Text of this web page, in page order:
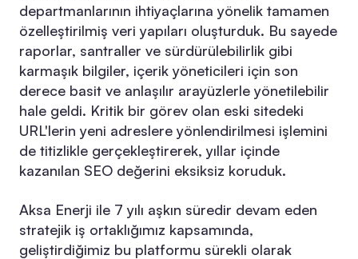
departmanlarının ihtiyaçlarına yönelik tamamen
özelleştirilmiş veri yapıları oluşturduk. Bu sayede
raporlar, santraller ve sürdürülebilirlik gibi
karmaşık bilgiler, içerik yöneticileri için son
derece basit ve anlaşılır arayüzlerle yönetilebilir
hale geldi. Kritik bir görev olan eski sitedeki
URL'lerin yeni adreslere yönlendirilmesi işlemini
de titizlikle gerçekleştirerek, yıllar içinde
kazanılan SEO değerini eksiksiz koruduk.
Aksa Enerji ile 7 yılı aşkın süredir devam eden
stratejik iş ortaklığımız kapsamında,
geliştirdiğimiz bu platformu sürekli olarak